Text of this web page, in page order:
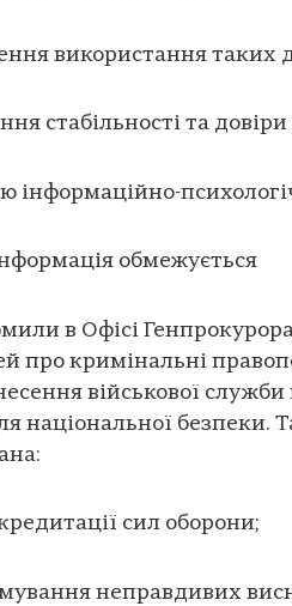
використання таких
стабільності та
інформаційно-
обмежується
в Офісі
про кримінальні
військової служби
національної безпеки.
сил оборони;
неправдивих